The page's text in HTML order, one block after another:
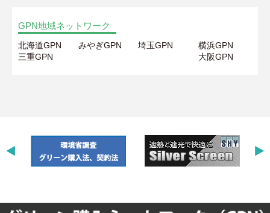
GPN地域ネットワーク
北海道GPN みやぎGPN 埼玉GPN
横浜GPN
三重GPN
大阪GPN